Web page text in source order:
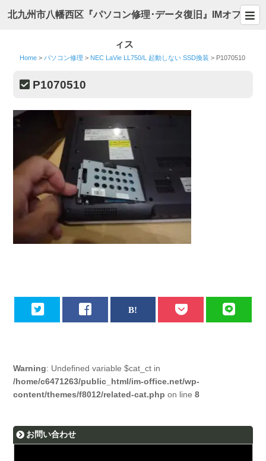
北九州市八幡西区『パソコン修理･データ復旧』IMオフ
ィス
Home > パソコン修理 > NEC LaVie LL750/L 起動しない SSD換装 > P1070510
P1070510
Warning: Undefined variable $cat_ct in
/home/c6471263/public_html/im-office.net/wp-
content/themes/f8012/related-cat.php on line8
お問い合わせ